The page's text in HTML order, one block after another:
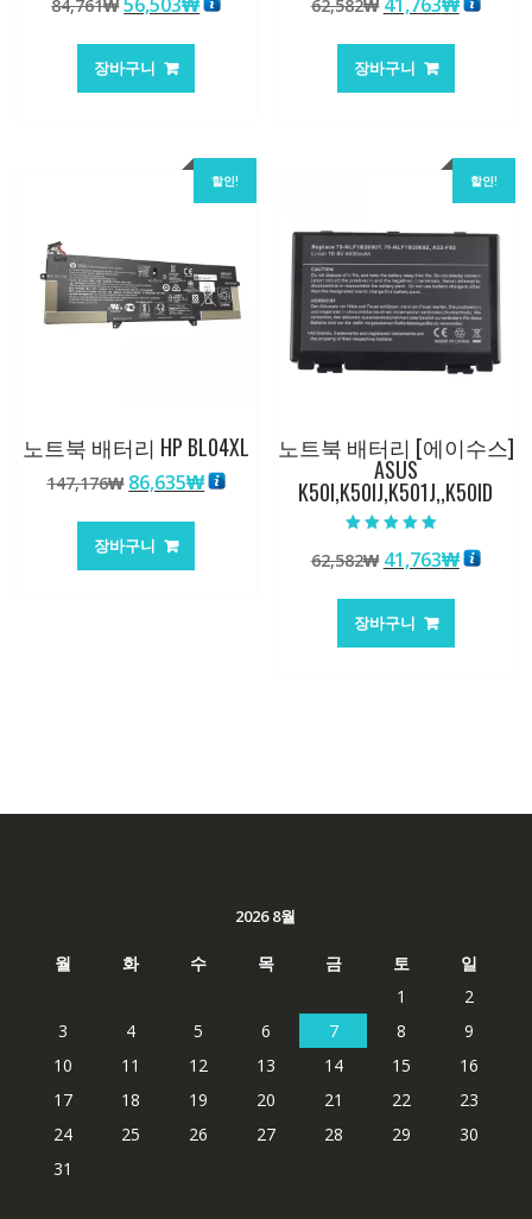
5.00
로 평가됨
84,761₩
가
격:
장바구니
5.00
로 평가됨
62,582₩
가
격:
장바구니
할인!
노트북 배터리 HP BL04XL
147,176₩ 원
가
격:
86,635₩현
장바구니
할인!
노트북 배터리 [에이수스]
ASUS
K50I,K50IJ,K501J,,K50ID
5.00
로 평가됨
62,582₩ 원
가
격:
41,763₩현
장바구니
2026 8월
월 화 수 목 금 토
일
1
2
3
4 5 6 7 8
9
10
11 12 13 14 15
16
17
18 19 20 21 22
23
24
25 26 27 28 29
30
31